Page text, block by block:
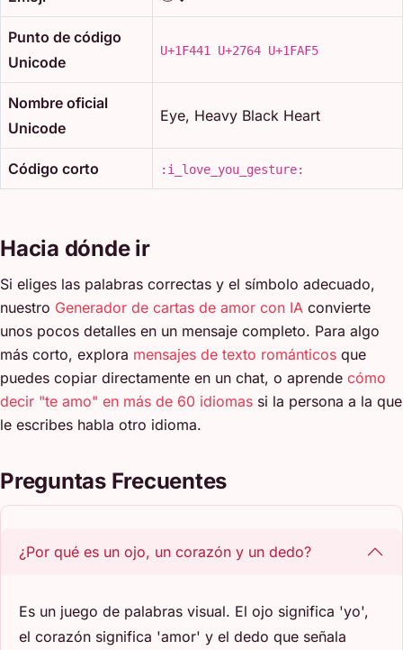
Punto de código
Unicode
U+1F441 U+2764 U+1FAF5
Nombre oficial
Unicode
Eye, Heavy Black Heart
Código corto :i_love_you_gesture:
Hacia dónde ir
Si eliges las palabras correctas y el símbolo adecuado,
nuestro Generador de cartas de amor con IA convierte
unos pocos detalles en un mensaje completo. Para algo
más corto, explora mensajes de texto románticos que
puedes copiar directamente en un chat, o aprende cómo
decir "te amo" en más de 60 idiomas si la persona a la que
le escribes habla otro idioma.
Preguntas Frecuentes
¿Por qué es un ojo, un corazón y un dedo?
Es un juego de palabras visual. El ojo significa 'yo',
el corazón significa 'amor' y el dedo que señala